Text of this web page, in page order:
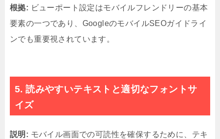
根拠: ビューポート設定はモバイルフレンドリーの基本
要素の一つであり、GoogleのモバイルSEOガイドライ
ンでも重要視されています。
5. 読みやすいテキストと適切なフォントサ
イズ
説明: モバイル画面での可読性を確保するために、テキ